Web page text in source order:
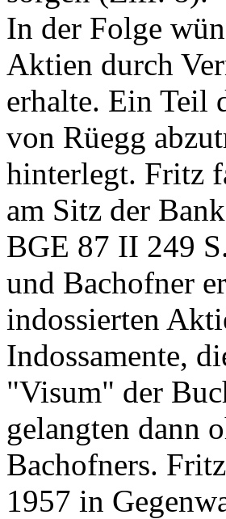
In der Folge
Aktien durch
erhalte. Ein Teil
von Rüegg
hinterlegt. Fritz
am Sitz der
BGE 87 II 249
und Bachofner
indossierten
Indossamente,
"Visum" der
gelangten dann
Bachofners.
1957 in